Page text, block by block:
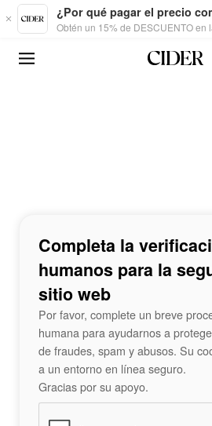
Skip to main content
¿Por qué pagar el precio
Obtén un 15% de DESCUENTO en
Completa la
humanos para la
sitio web
Por favor, complete un breve
humana para ayudarnos a
de fraudes, spam y abusos. Su
a un entorno en línea seguro.
Gracias por su apoyo.